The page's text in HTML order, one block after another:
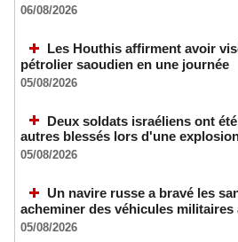
06/08/2026
Les Houthis affirment avoir
pétrolier saoudien en une journée
05/08/2026
Deux soldats israéliens ont
autres blessés lors d'une
05/08/2026
Un navire russe a bravé les
acheminer des véhicules militaires
05/08/2026